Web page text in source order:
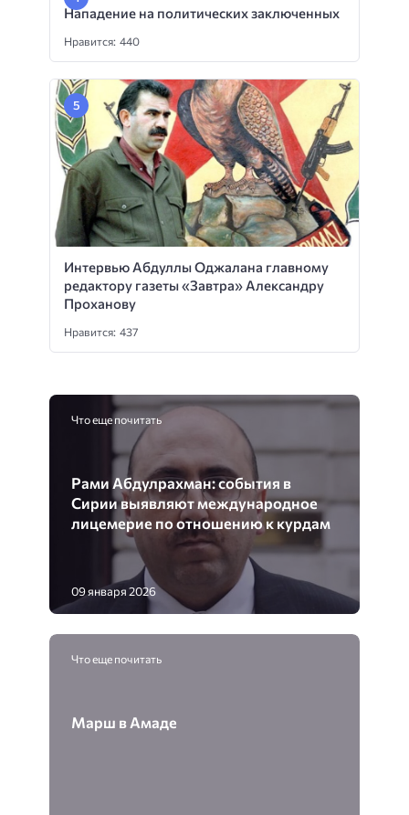
Нападение на политических заключенных
Нравится: 440
Интервью Абдуллы Оджалана главному
редактору газеты «Завтра» Александру
Проханову
Нравится: 437
Что еще почитать
Рами Абдулрахман: события в
Сирии выявляют международное
лицемерие по отношению к курдам
09 января 2026
Что еще почитать
Марш в Амаде